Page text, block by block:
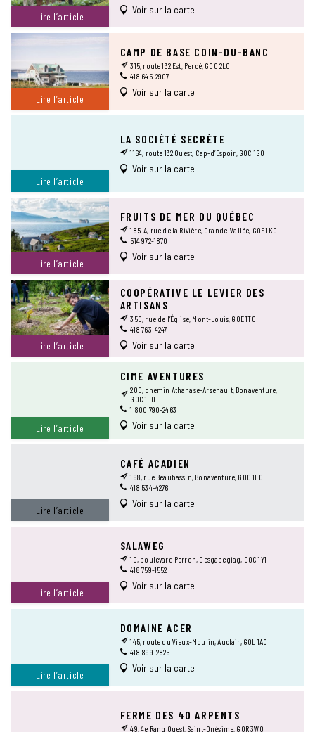
Lire l’article
Voir sur la carte
Lire l’article
CAMP DE BASE COIN-DU-BANC
315, route 132 Est, Percé, G0C 2L0
418 645-2907
Voir sur la carte
Lire l’article
LA SOCIÉTÉ SECRÈTE
1164, route 132 Ouest, Cap-d’Espoir, G0C 1G0
Voir sur la carte
Lire l’article
FRUITS DE MER DU QUÉBEC
185-A, rue de la Rivière, Grande-Vallée, G0E 1K0
514 972-1870
Voir sur la carte
Lire l’article
COOPÉRATIVE LE LEVIER DES
ARTISANS
350, rue de l’Église, Mont-Louis, G0E 1T0
418 763-4247
Voir sur la carte
Lire l’article
CIME AVENTURES
200, chemin Athanase-Arsenault, Bonaventure,
G0C 1E0
1 800 790-2463
Voir sur la carte
Lire l’article
CAFÉ ACADIEN
168, rue Beaubassin, Bonaventure, G0C 1E0
418 534-4276
Voir sur la carte
Lire l’article
SALAWEG
10, boulevard Perron, Gesgapegiag, G0C 1Y1
418 759-1552
Voir sur la carte
Lire l’article
DOMAINE ACER
145, route du Vieux-Moulin, Auclair, G0L 1A0
418 899-2825
Voir sur la carte
FERME DES 40 ARPENTS
49, 4e Rang Ouest, Saint-Onésime, G0R 3W0